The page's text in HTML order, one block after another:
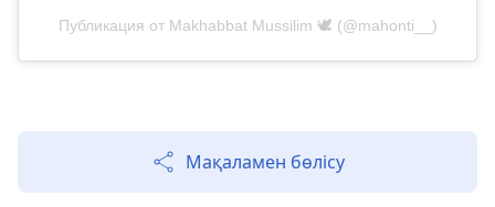
Публикация от Makhabbat Mussilim 🕊️ (@mahonti__)
Мақаламен бөлісу